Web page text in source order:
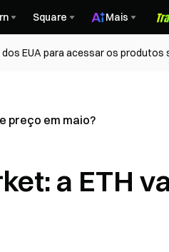
Square Mais
EUA para acessar os produtos
preço em maio?
a ETH